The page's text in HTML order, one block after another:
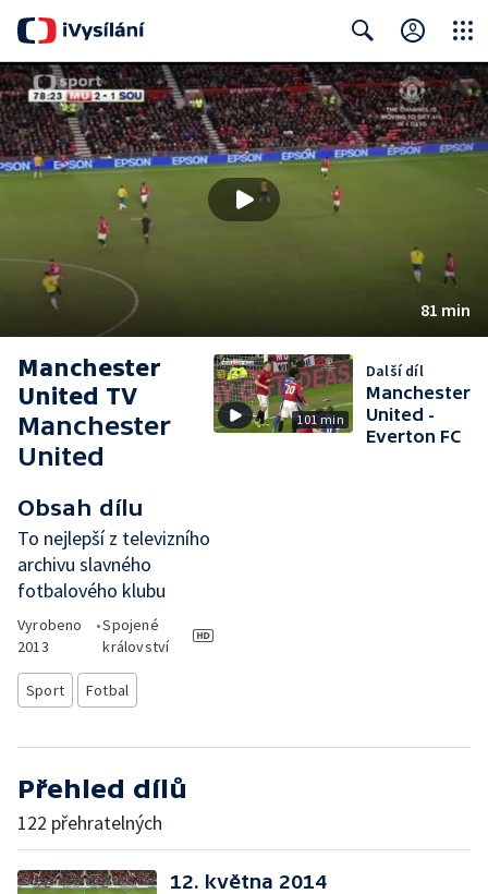
Search Close
81 min
Manchester
United TV
Manchester
United
Obsah dílu
To nejlepší z televizního
archivu slavného
fotbalového klubu
Vyrobeno
2013
•Spojené
království
Sport Fotbal
101 min
Další díl
Manchester
United -
Everton FC
Přehled dílů
122 přehratelných
12. května 2014